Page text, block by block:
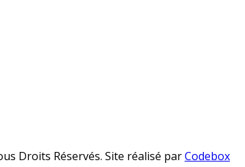
Droits Réservés. Site réalisé parCodebox